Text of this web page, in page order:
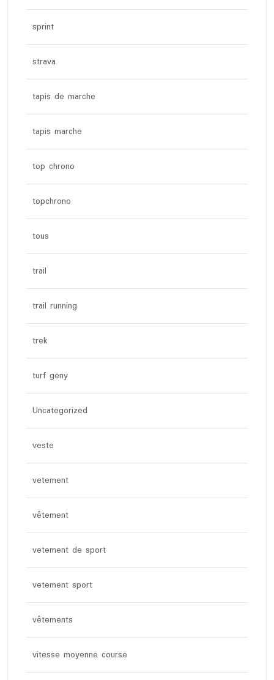
sprint
strava
tapis de marche
tapis marche
top chrono
topchrono
tous
trail
trail running
trek
turf geny
Uncategorized
veste
vetement
vêtement
vetement de sport
vetement sport
vêtements
vitesse moyenne course